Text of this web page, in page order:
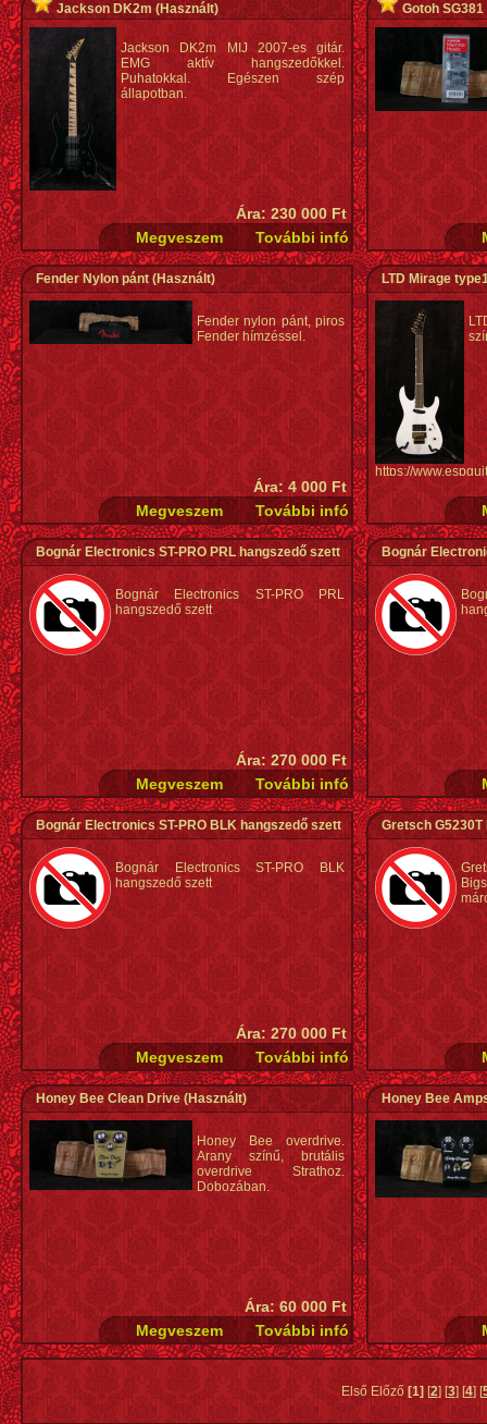
Jackson DK2m(Használt)
Jackson DK2m MIJ 2007-es gitár.
EMG aktív hangszedőkkel.
Puhatokkal. Egészen szép
állapotban.
Ára: 230 000 Ft
Gotoh SG381
Fender Nylon pánt (Használt)
Fender nylon pánt, piros
Fender hímzéssel.
Ára: 4 000 Ft
LTD Mirage
https://
deluxe-87
Bognár Electronics ST-PRO PRL hangszedő szett
Bognár Electronics ST-PRO PRL
hangszedő szett
Ára: 270 000 Ft
Bognár
Bognár Electronics ST-PRO BLK hangszedő szett
Bognár Electronics ST-PRO BLK
hangszedő szett
Ára: 270 000 Ft
Gretsch
Honey Bee Clean Drive(Használt)
Honey Bee overdrive.
Arany színű, brutális
overdrive Strathoz.
Dobozában.
Ára: 60 000 Ft
Honey Bee
Első Előző [1][2] [3] [4] [